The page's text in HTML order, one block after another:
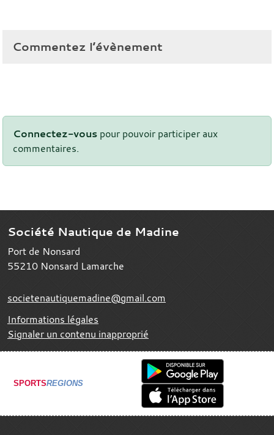
Commentez l’évènement
Connectez-vous pour pouvoir participer aux
commentaires.
Société Nautique de Madine
Port de Nonsard
55210 Nonsard Lamarche
societenautiquemadine@gmail.com
Informations légales
Signaler un contenu inapproprié
SPORTSREGIONS